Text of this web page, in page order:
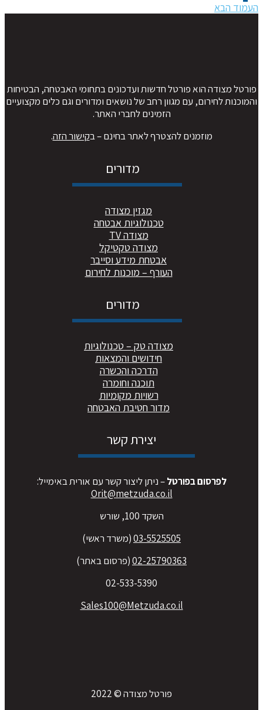
הבא
פורטל מצודה הוא פורטל חדשות ועדכונים בתחומי האבטחה, הבטיחות
לחירום, עם מגוון רחב של נושאים ומדורים וגם כלים מקצועיים
הזמינים לחברי האתר.
מוזמנים להצטרף לאתר בחינם – בקישור הזה.
מדורים
מגזין מצודה
טכנולוגיות אבטחה
מצודה TV
מצודה טקטיקל
אבטחת מידע וסייבר
העורף – מוכנות לחירום
מדורים
מצודה טק – טכנולוגיות
חידושים והמצאות
הדרכה והכשרה
תוכנה וחומרה
רשויות מקומיות
מדור חטיבת האבטחה
יצירת קשר
לפרסום בפורטל– ניתן ליצור קשר עם אורית באימייל:
Orit@metzuda.co.il
השקד 100, שורש
03-5525505(משרד ראשי)
02-25790363(פרסום באתר)
02-533-5390
Sales100@Metzuda.co.il
פורטל מצודה © 2022